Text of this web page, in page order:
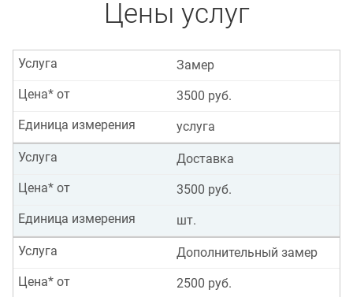
Цены услуг
Замер
Услуга
3500 руб.
Цена* от
услуга
Единица измерения
Доставка
Услуга
3500 руб.
Цена* от
шт.
Единица измерения
Дополнительный замер
Услуга
2500 руб.
Цена* от